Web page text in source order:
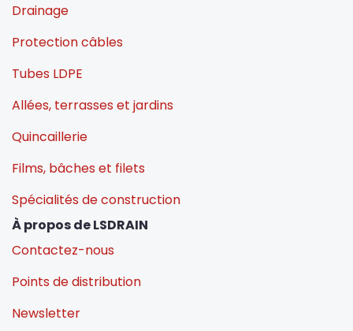
Drainage
Protection câbles
Tubes LDPE
Allées, terrasses et jardins
Quincaillerie
Films, bâches et filets
Spécialités de construction
À propos de LSDRAIN
Contactez-nous
Points de distribution
Newsletter